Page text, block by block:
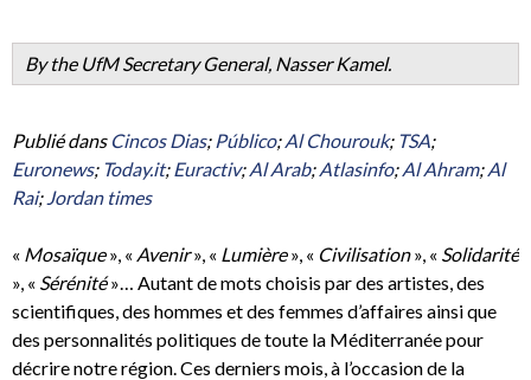
By the UfM Secretary General, Nasser Kamel.
Publié dans Cincos Dias; Público;Al Chourouk; TSA;
Euronews; Today.it;Euractiv;Al Arab;Atlasinfo;Al Ahram;Al
Rai;Jordan times
« Mosaïque», « Avenir», « Lumière», « Civilisation», « Solidarité
», « Sérénité»… Autant de mots choisis par des artistes, des
scientifiques, des hommes et des femmes d’affaires ainsi que
des personnalités politiques de toute la Méditerranée pour
décrire notre région. Ces derniers mois, à l’occasion de la